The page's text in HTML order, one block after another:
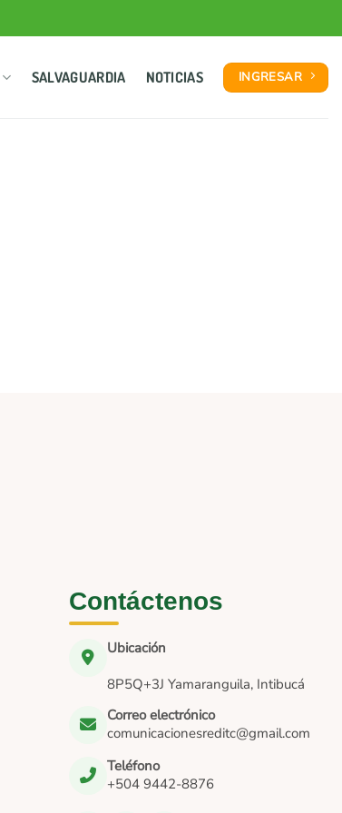
SALVAGUARDIA NOTICIAS INGRESAR
Contáctenos
Ubicación
8P5Q+3J Yamaranguila, Intibucá
Correo electrónico
comunicacionesreditc@gmail.com
Teléfono
+504 9442-8876